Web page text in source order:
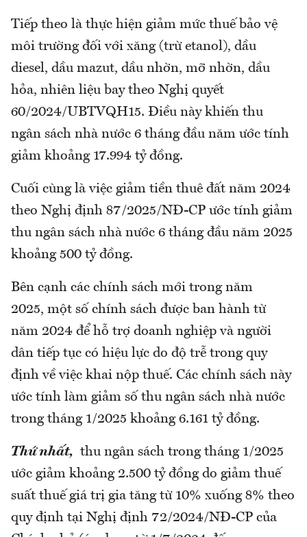
Tiếp theo là thực hiện giảm mức thuế bảo vệ
môi trường đối với xăng (trừ etanol), dầu
diesel, dầu mazut, dầu nhờn, mỡ nhờn, dầu
hỏa, nhiên liệu bay theo Nghị quyết
60/2024/UBTVQH15. Điều này khiến thu
ngân sách nhà nước 6 tháng đầu năm ước tính
giảm khoảng 17.994 tỷ đồng.
Cuối cùng là việc giảm tiền thuê đất năm 2024
theo Nghị định 87/2025/NĐ-CP ước tính giảm
thu ngân sách nhà nước 6 tháng đầu năm 2025
khoảng 500 tỷ đồng.
Bên cạnh các chính sách mới trong năm
2025, một số chính sách được ban hành từ
năm 2024 để hỗ trợ doanh nghiệp và người
dân tiếp tục có hiệu lực do độ trễ trong quy
định về việc khai nộp thuế. Các chính sách này
ước tính làm giảm số thu ngân sách nhà nước
trong tháng 1/2025 khoảng 6.161 tỷ đồng.
Thứ nhất, thu ngân sách trong tháng 1/2025
ước giảm khoảng 2.500 tỷ đồng do giảm thuế
suất thuế giá trị gia tăng từ 10% xuống 8% theo
quy định tại Nghị định 72/2024/NĐ-CP của